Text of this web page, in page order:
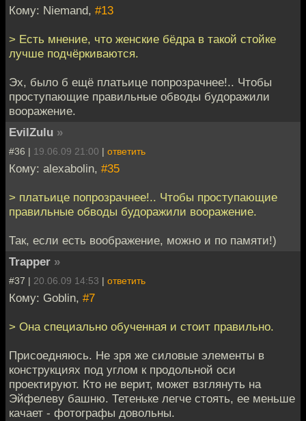
Кому: Niemand, #13
> Есть мнение, что женские бёдра в такой стойке
лучше подчёркиваются.
Эх, было б ещё платьице попрозрачнее!.. Чтобы
проступающие правильные обводы будоражили
вооражение.
EvilZulu »
#36 | 19.06.09 21:00 | ответить
Кому: alexabolin, #35
> платьице попрозрачнее!.. Чтобы проступающие
правильные обводы будоражили вооражение.
Так, если есть воображение, можно и по памяти!)
Trapper »
#37 | 20.06.09 14:53 | ответить
Кому: Goblin, #7
> Она специально обученная и стоит правильно.
Присоедняюсь. Не зря же силовые элементы в
конструкциях под углом к продольной оси
проектируют. Кто не верит, может взглянуть на
Эйфелеву башню. Тетеньке легче стоять, ее меньше
качает - фотографы довольны.